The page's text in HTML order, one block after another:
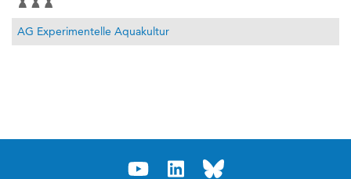
AG Experimentelle Aquakultur